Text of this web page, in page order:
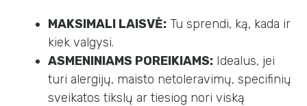
MAKSIMALI LAISVĖ: Tu sprendi, ką, kada ir
kiek valgysi.
ASMENINIAMS POREIKIAMS: Idealus, jei
turi alergijų, maisto netoleravimų, specifinių
sveikatos tikslų ar tiesiog nori viską